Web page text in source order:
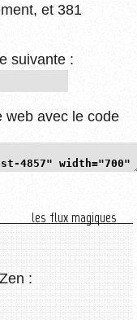
et 381
suivante :
web avec le code
les flux magiques
: